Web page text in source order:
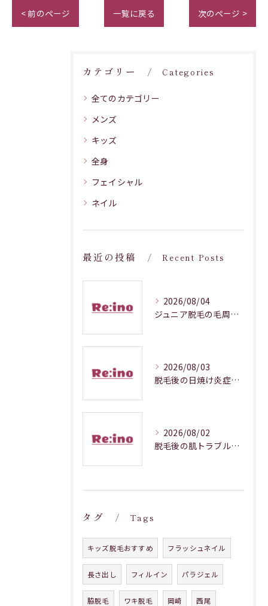
< 前のページ 一覧に戻る 次のページ >
カテゴリー Categories
全てのカテゴリー
メンズ
キッズ
全身
フェイシャル
ネイル
最近の投稿 Recent Posts
2026/08/04
ジュニア脱毛の毛周期調整メカニズム解説
2026/08/03
脱毛後の日焼け炎症対処法徹底解説
2026/08/02
脱毛後の肌トラブルを防ぐ正しいケア
タグ Tags
キッズ脱毛おすすめ フラッシュネイル
長さ出し フィルイン パラジェル
脇脱毛 ワキ脱毛 岡崎 西尾